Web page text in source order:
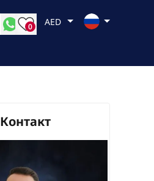
0 AED
Контакт